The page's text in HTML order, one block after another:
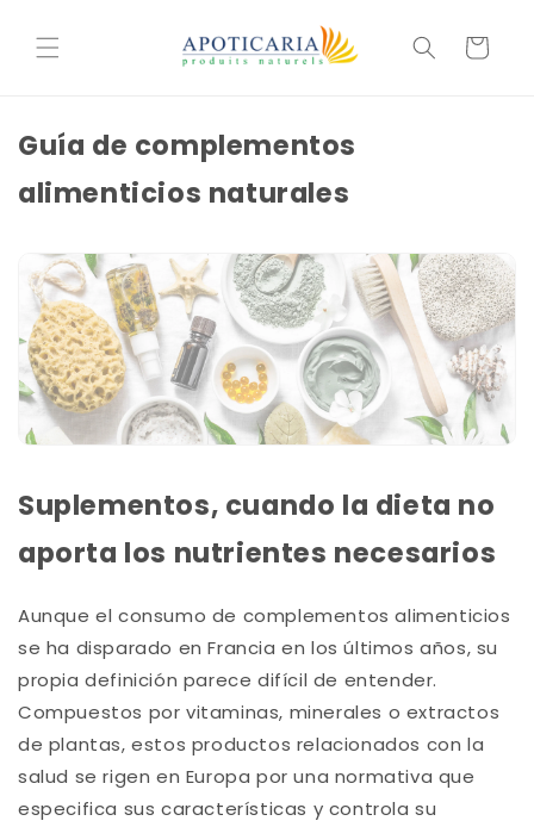
au
Cesta
Guía de complementos
alimenticios naturales
Suplementos, cuando la dieta no
aporta los nutrientes necesarios
Aunque el consumo de complementos alimenticios
se ha disparado en Francia en los últimos años, su
propia definición parece difícil de entender.
Compuestos por vitaminas, minerales o extractos
de plantas, estos productos relacionados con la
salud se rigen en Europa por una normativa que
especifica sus características y controla su